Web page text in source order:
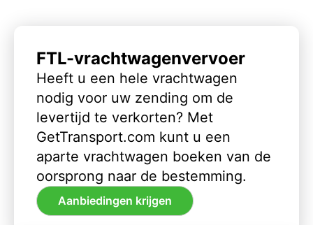
FTL-vrachtwagenvervoer
Heeft u een hele vrachtwagen
nodig voor uw zending om de
levertijd te verkorten? Met
GetTransport.com kunt u een
aparte vrachtwagen boeken van de
oorsprong naar de bestemming.
Aanbiedingen krijgen